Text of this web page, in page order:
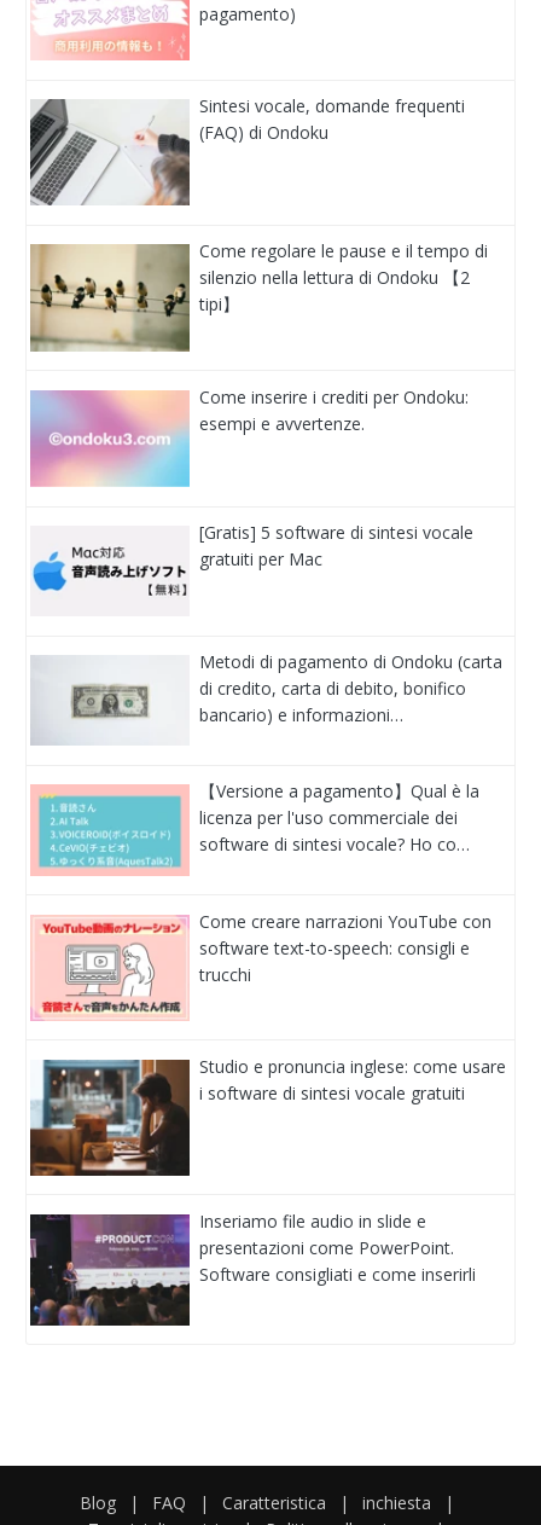
pagamento)
Sintesi vocale, domande frequenti
(FAQ) di Ondoku
Come regolare le pause e il tempo di
silenzio nella lettura di Ondoku 【2
tipi】
Come inserire i crediti per Ondoku:
esempi e avvertenze.
[Gratis] 5 software di sintesi vocale
gratuiti per Mac
Metodi di pagamento di Ondoku (carta
di credito, carta di debito, bonifico
bancario) e informazioni…
【Versione a pagamento】Qual è la
licenza per l'uso commerciale dei
software di sintesi vocale? Ho co…
Come creare narrazioni YouTube con
software text-to-speech: consigli e
trucchi
Studio e pronuncia inglese: come usare
i software di sintesi vocale gratuiti
Inseriamo file audio in slide e
presentazioni come PowerPoint.
Software consigliati e come inserirli
Blog | FAQ | Caratteristica | inchiesta
|